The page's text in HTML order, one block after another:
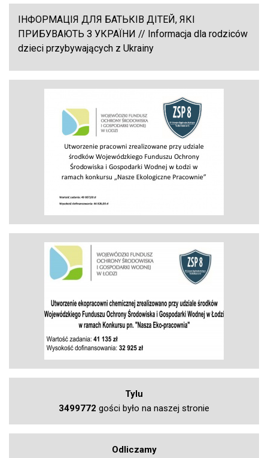
ІНФОРМАЦІЯ ДЛЯ БАТЬКІВ ДІТЕЙ, ЯКІ
ПРИБУВАЮТЬ З УКРАЇНИ // Informacja dla rodziców
dzieci przybywających z Ukrainy
Tylu
3499772 gości było na naszej stronie
Odliczamy